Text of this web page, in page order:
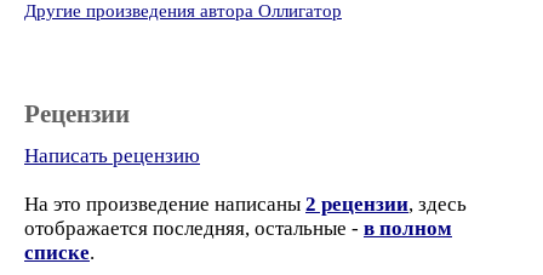
Другие произведения автора Оллигатор
Рецензии
Написать рецензию
На это произведение написаны 2 рецензии, здесь
отображается последняя, остальные - в полном
списке.